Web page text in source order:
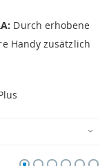
Durch erhobene
Handy zusätzlich